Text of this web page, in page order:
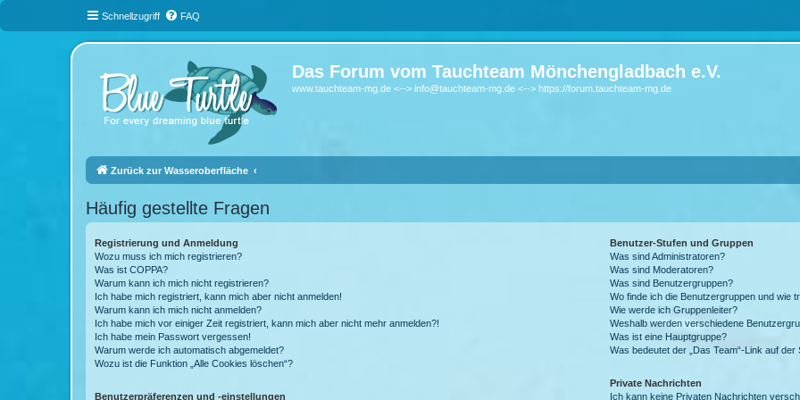
Schnellzugriff FAQ
Das Forum vom Tauchteam Mönchengladbach e.V.
www.tauchteam-mg.de <--> info@tauchteam-mg.de <--> https://forum.tauchteam-mg.de
Zurück zur Wasseroberfläche
Häufig gestellte Fragen
Registrierung und Anmeldung
Wozu muss ich mich registrieren?
Was ist COPPA?
Warum kann ich mich nicht registrieren?
Ich habe mich registriert, kann mich aber nicht anmelden!
Warum kann ich mich nicht anmelden?
Ich habe mich vor einiger Zeit registriert, kann mich aber nicht mehr anmelden?!
Ich habe mein Passwort vergessen!
Warum werde ich automatisch abgemeldet?
Wozu ist die Funktion „Alle Cookies löschen“?
Benutzerpräferenzen und -einstellungen
Benutzer-Stufen und Gruppen
Was sind Administratoren?
Was sind Moderatoren?
Was sind Benutzergruppen?
Wo finde ich die Benutzergruppen und wie
Wie werde ich Gruppenleiter?
Weshalb werden verschiedene
Was ist eine Hauptgruppe?
Was bedeutet der „Das Team“-Link auf der
Private Nachrichten
Ich kann keine Privaten Nachrichten